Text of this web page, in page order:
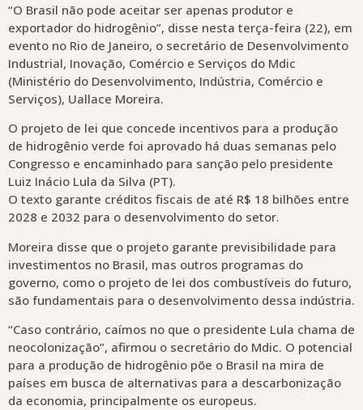
“O Brasil não pode aceitar ser apenas produtor e
exportador do hidrogênio”, disse nesta terça-feira (22), em
evento no Rio de Janeiro, o secretário de Desenvolvimento
Industrial, Inovação, Comércio e Serviços do Mdic
(Ministério do Desenvolvimento, Indústria, Comércio e
Serviços), Uallace Moreira.
O projeto de lei que concede incentivos para a produção
de hidrogênio verde foi aprovado há duas semanas pelo
Congresso e encaminhado para sanção pelo presidente
Luiz Inácio Lula da Silva (PT).
O texto garante créditos fiscais de até R$ 18 bilhões entre
2028 e 2032 para o desenvolvimento do setor.
Moreira disse que o projeto garante previsibilidade para
investimentos no Brasil, mas outros programas do
governo, como o projeto de lei dos combustíveis do futuro,
são fundamentais para o desenvolvimento dessa indústria.
“Caso contrário, caímos no que o presidente Lula chama de
neocolonização”, afirmou o secretário do Mdic. O potencial
para a produção de hidrogênio põe o Brasil na mira de
países em busca de alternativas para a descarbonização
da economia, principalmente os europeus.